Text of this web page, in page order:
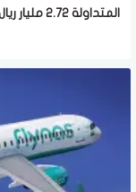
المتداولة 2.72 مليار ريال